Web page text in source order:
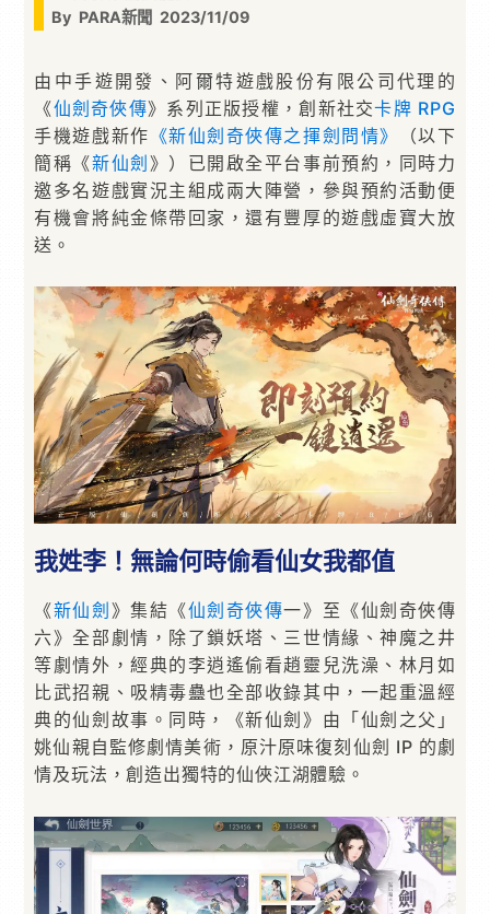
By PARA新聞 2023/11/09
由中手遊開發、阿爾特遊戲股份有限公司代理的
《仙劍奇俠傳》系列正版授權，創新社交卡牌 RPG
手機遊戲新作 《新仙劍奇俠傳之揮劍問情》
（以下
簡稱《新仙劍》）已開啟全平台事前預約，同時力
邀多名遊戲實況主組成兩大陣營，參與預約活動便
有機會將純金條帶回家，還有豐厚的遊戲虛寶大放
送。
我姓李！無論何時偷看仙女我都值
《新仙劍 》集結《仙劍奇俠傳一》至《仙劍奇俠傳
六》全部劇情，除了鎖妖塔、三世情緣、神魔之井
等劇情外，經典的李逍遙偷看趙靈兒洗澡、林月如
比武招親、吸精毒蠱也全部收錄其中，一起重溫經
典的仙劍故事。同時，《新仙劍》由「仙劍之父」
姚仙親自監修劇情美術，原汁原味復刻仙劍 IP 的劇
情及玩法，創造出獨特的仙俠江湖體驗。